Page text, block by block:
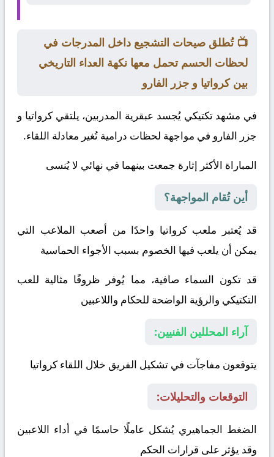
📺 تُطلق صيحات التشجيع داخل المدرجات في
لحظات الحسم تحمل معها نكهة العداء التاريخي
بين كرواتيا و جزر الفارو
في مشهد تكتيكي يُجسد عبقرية المدربين، يلتقيكرواتيا و
جزر الفارو في مواجهة لحظات درامية تُغير معادلة اللقاء.
المباراة الأكثر إثارة جمعت بينهما في نهائي لا يُنسى
أين تُقام المواجهة؟
قد يُعتبر ملعب كرواتيا واحدًا من أصعب الملاعب التي
يمكن أن يلعب فيها الخصوم بسبب الأجواء الحماسية
قد تكون السماء صافية، مما يُوفر ظروفًا مثالية للعب
التكتيكي والرؤية الواضحة للحكام واللاعبين
آراء المحللين الفنيين:
يتوقعون مفاجآت في تشكيل الفريق خلال اللقاء كرواتيا
التوقعات والتحليلات:
الضغط الجماهيري يُشكل عاملًا حاسمًا في أداء اللاعبين
وقد يؤثر على قرارات الحكم